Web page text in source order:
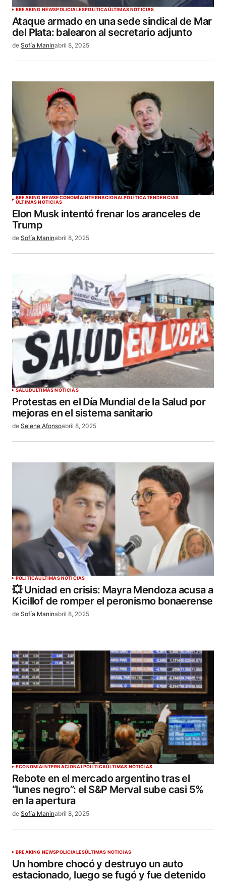
BREAKING NEWSPOLICIALESPOLÍTICAÚLTIMAS NOTICIAS
Ataque armado en una sede sindical de Mar
del Plata: balearon al secretario adjunto
de Sofía Maninabril 8, 2025
BREAKING NEWSECONOMÍAINTERNACIONALPOLÍTICATENDENCIAS
ÚLTIMAS NOTICIAS
Elon Musk intentó frenar los aranceles de
Trump
de Sofía Maninabril 8, 2025
SALUDÚLTIMAS NOTICIAS
Protestas en el Día Mundial de la Salud por
mejoras en el sistema sanitario
de Selene Afonsoabril 8, 2025
POLÍTICAÚLTIMAS NOTICIAS
💥 Unidad en crisis: Mayra Mendoza acusa a
Kicillof de romper el peronismo bonaerense
de Sofía Maninabril 8, 2025
ECONOMÍAINTERNACIONALPOLÍTICAÚLTIMAS NOTICIAS
Rebote en el mercado argentino tras el
“lunes negro”: el S&P Merval sube casi 5%
en la apertura
de Sofía Maninabril 8, 2025
BREAKING NEWSPOLICIALESÚLTIMAS NOTICIAS
Un hombre chocó y destruyo un auto
estacionado, luego se fugó y fue detenido